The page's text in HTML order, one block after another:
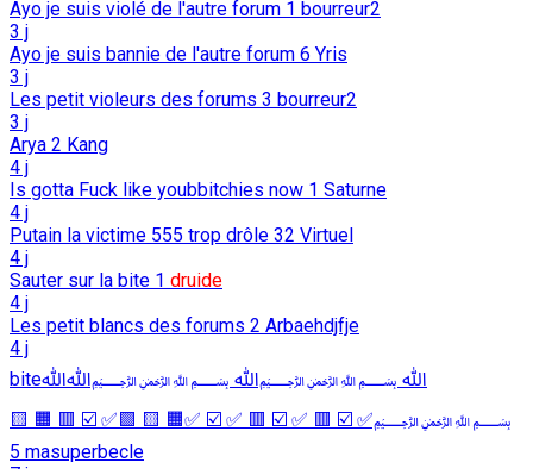
Ayo je suis violé de l'autre forum 1 bourreur2
3 j
Ayo je suis bannie de l'autre forum 6 Yris
3 j
Les petit violeurs des forums 3 bourreur2
3 j
Arya 2 Kang
4 j
Is gotta Fuck like youbbitchies now 1 Saturne
4 j
Putain la victime 555 trop drôle 32 Virtuel
4 j
Sauter sur la bite 1 druide
4 j
Les petit blancs des forums 2 Arbaehdjfje
4 j
biteﷲ ﷽ﷲ ﷽ﷲﷲ
﷽✅ ☑️ 🟥 ✅ ☑️ 🟥 ✅ ☑️ ✅🟧 🟨 🟩✅ ☑️ 🟥 🟧 🟨
masuperbecle